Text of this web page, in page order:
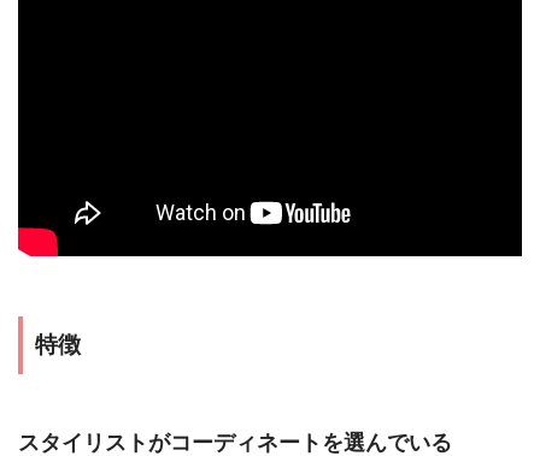
特徴
スタイリストがコーディネートを選んでいる